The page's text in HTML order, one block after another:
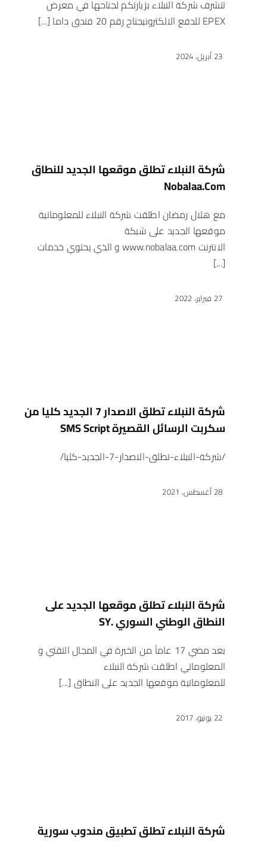
تتشرف شركة النبلاء بزيارتكم لجناحها في معرض
EPEX للدفع الالكترونيجناح رقم 20 فندق داما [...]
23 أبريل، 2024
شركة النبلاء تطلق موقعها الجديد للنطاق
Nobalaa.com
مع هلال رمضان اطلقت شركة النبلاء للمعلوماتية
موقعها الجديد على شبكة
الانترنت www.nobalaa.com و الذي يحتوي خدمات
[...]
27 فبراير، 2022
شركة النبلاء تطلق الاصدار 7 الجديد كليا من
سكربت الرسائل القصيرة SMS Script
/شركة-النبلاء-تطلق-الاصدار-7-الجديد-كليا/
28 أغسطس، 2021
شركة النبلاء تطلق موقعها الجديد على
النطاق الوطني السوري .SY
بعد مضي 17 عاماً من الخبرة في المجال التقني و
المعلوماتي اطلقت شركة النبلاء
للمعلوماتية موقعها الجديد على النطاق [...]
22 يونيو، 2017
شركة النبلاء تطلق تطبيق مندوب سورية